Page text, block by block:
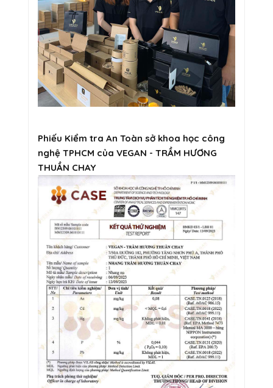
Phiếu Kiểm tra An Toàn sở khoa học công
nghệ TPHCM của VEGAN - TRẦM HƯƠNG
THUẦN CHAY